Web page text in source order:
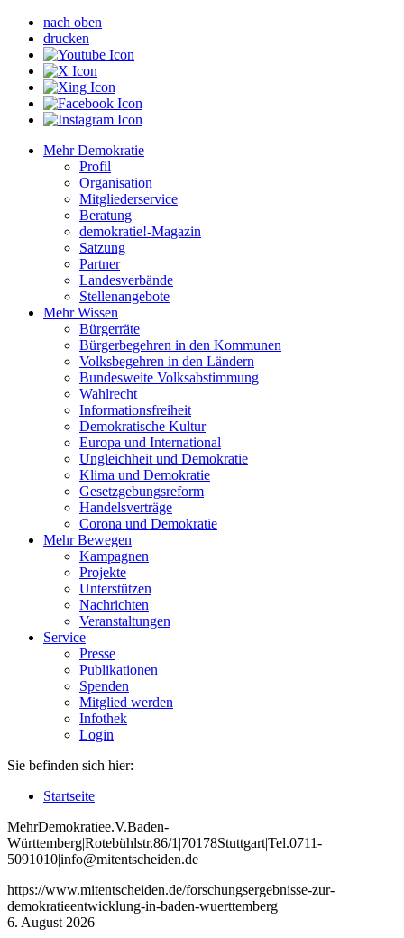
nach oben
drucken
Mehr Demokratie
Profil
Organisation
Mitgliederservice
Beratung
demokratie!-Magazin
Satzung
Partner
Landesverbände
Stellenangebote
Mehr Wissen
Bürgerräte
Bürgerbegehren in den Kommunen
Volksbegehren in den Ländern
Bundesweite Volksabstimmung
Wahlrecht
Informationsfreiheit
Demokratische Kultur
Europa und International
Ungleichheit und Demokratie
Klima und Demokratie
Gesetzgebungsreform
Handelsverträge
Corona und Demokratie
Mehr Bewegen
Kampagnen
Projekte
Unterstützen
Nachrichten
Veranstaltungen
Service
Presse
Publikationen
Spenden
Mitglied werden
Infothek
Login
Sie befinden sich hier:
Startseite
MehrDemokratiee.V.Baden-
Württemberg|Rotebühlstr.86/1 |70178Stuttgart|Tel.0711-
5091010|info@mitentscheiden.de
https://www.mitentscheiden.de/forschungsergebnisse-zur-
demokratieentwicklung-in-baden-wuerttemberg
6. August 2026